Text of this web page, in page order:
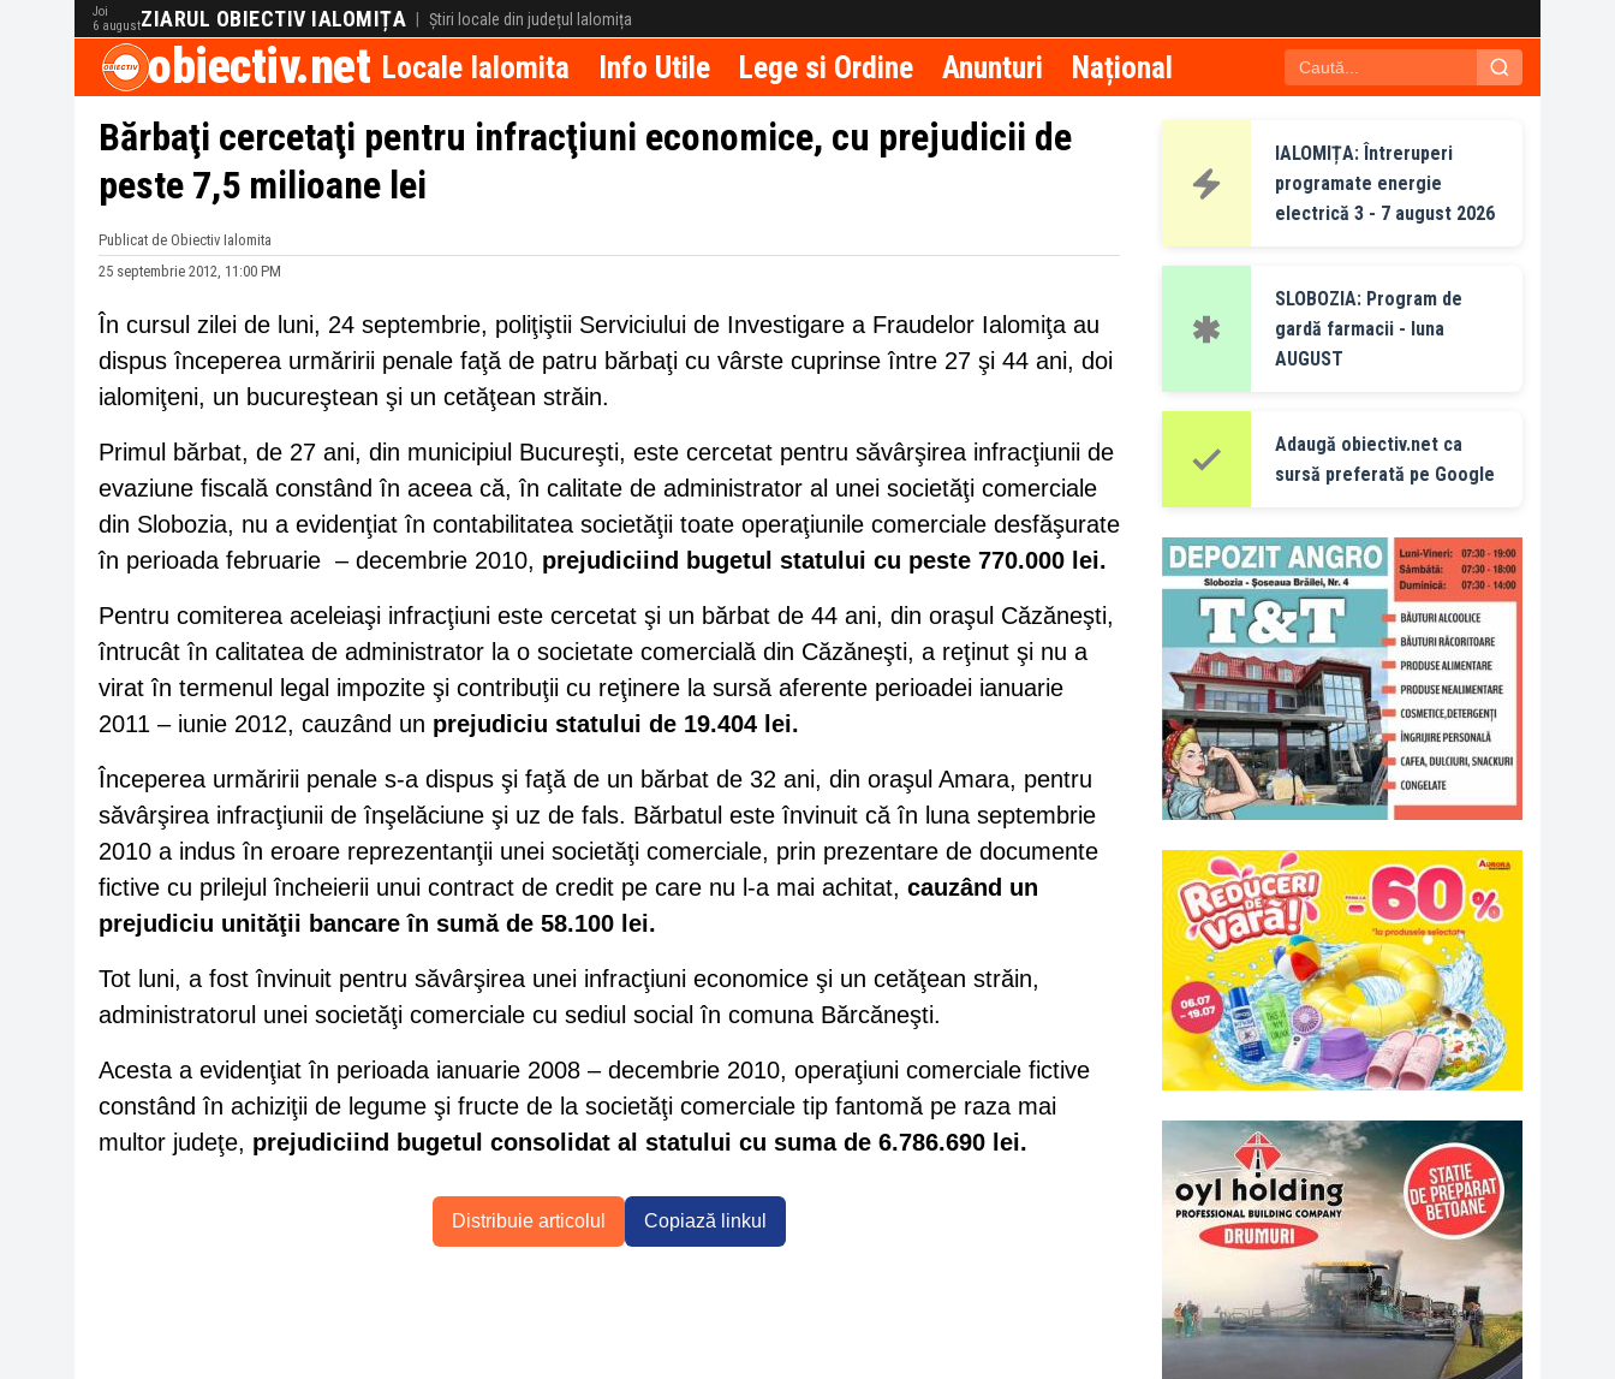
Joi
6 augustZIARUL OBIECTIV IALOMIȚA | Știri locale din județul Ialomița
obiectiv.net Locale Ialomita Info Utile Lege si Ordine Anunturi Național
Bărbaţi cercetaţi pentru infracţiuni economice, cu prejudicii de
peste 7,5 milioane lei
Publicat de Obiectiv Ialomita
25 septembrie 2012, 11:00 PM
În cursul zilei de luni, 24 septembrie, poliţiştii Serviciului de Investigare a Fraudelor Ialomiţa au
dispus începerea urmăririi penale faţă de patru bărbaţi cu vârste cuprinse între 27 şi 44 ani, doi
ialomiţeni, un bucureştean şi un cetăţean străin.
Primul bărbat, de 27 ani, din municipiul Bucureşti, este cercetat pentru săvârşirea infracţiunii de
evaziune fiscală constând în aceea că, în calitate de administrator al unei societăţi comerciale
din Slobozia, nu a evidenţiat în contabilitatea societăţii toate operaţiunile comerciale desfăşurate
în perioada februarie – decembrie 2010, prejudiciind bugetul statului cu peste 770.000 lei.
Pentru comiterea aceleiaşi infracţiuni este cercetat şi un bărbat de 44 ani, din oraşul Căzăneşti,
întrucât în calitatea de administrator la o societate comercială din Căzăneşti, a reţinut şi nu a
virat în termenul legal impozite şi contribuţii cu reţinere la sursă aferente perioadei ianuarie
2011 – iunie 2012, cauzând un prejudiciu statului de 19.404 lei.
Începerea urmăririi penale s-a dispus şi faţă de un bărbat de 32 ani, din oraşul Amara, pentru
săvârşirea infracţiunii de înşelăciune şi uz de fals. Bărbatul este învinuit că în luna septembrie
2010 a indus în eroare reprezentanţii unei societăţi comerciale, prin prezentare de documente
fictive cu prilejul încheierii unui contract de credit pe care nu l-a mai achitat, cauzând un
prejudiciu unităţii bancare în sumă de 58.100 lei.
Tot luni, a fost învinuit pentru săvârşirea unei infracţiuni economice şi un cetăţean străin,
administratorul unei societăţi comerciale cu sediul social în comuna Bărcăneşti.
Acesta a evidenţiat în perioada ianuarie 2008 – decembrie 2010, operaţiuni comerciale fictive
constând în achiziţii de legume şi fructe de la societăţi comerciale tip fantomă pe raza mai
multor judeţe, prejudiciind bugetul consolidat al statului cu suma de 6.786.690 lei.
Distribuie articolul Copiază linkul
IALOMIȚA: Întreruperi
programate energie
electrică 3 - 7 august 2026
SLOBOZIA: Program de
gardă farmacii - luna
AUGUST
Adaugă obiectiv.net ca
sursă preferată pe Google